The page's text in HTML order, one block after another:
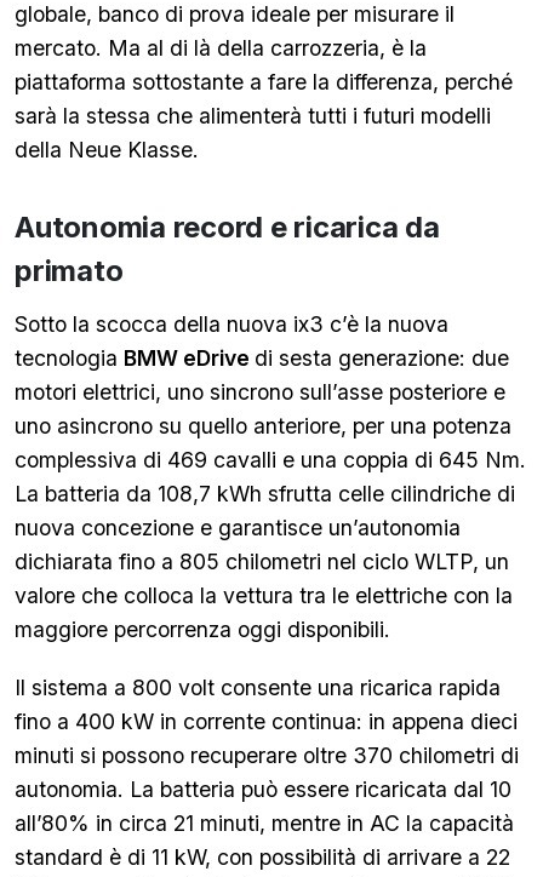
globale, banco di prova ideale per misurare il
mercato. Ma al di là della carrozzeria, è la
piattaforma sottostante a fare la differenza, perché
sarà la stessa che alimenterà tutti i futuri modelli
della Neue Klasse.
Autonomia record e ricarica da
primato
Sotto la scocca della nuova ix3 c’è la nuova
tecnologia BMW eDrive di sesta generazione: due
motori elettrici, uno sincrono sull’asse posteriore e
uno asincrono su quello anteriore, per una potenza
complessiva di 469 cavalli e una coppia di 645 Nm.
La batteria da 108,7 kWh sfrutta celle cilindriche di
nuova concezione e garantisce un’autonomia
dichiarata fino a 805 chilometri nel ciclo WLTP, un
valore che colloca la vettura tra le elettriche con la
maggiore percorrenza oggi disponibili.
Il sistema a 800 volt consente una ricarica rapida
fino a 400 kW in corrente continua: in appena dieci
minuti si possono recuperare oltre 370 chilometri di
autonomia. La batteria può essere ricaricata dal 10
all’80% in circa 21 minuti, mentre in AC la capacità
standard è di 11 kW, con possibilità di arrivare a 22